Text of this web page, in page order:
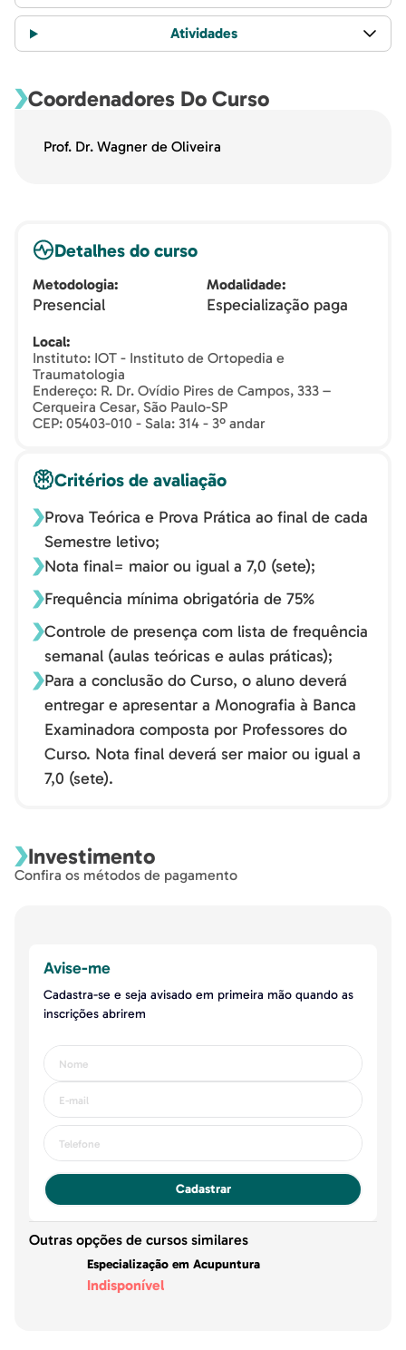
Atividades
Coordenadores Do Curso
Prof. Dr. Wagner de Oliveira
Detalhes do curso
Metodologia
Presencial
Modalidade
Especialização paga
Local
Instituto: IOT - Instituto de Ortopedia e
Traumatologia
Endereço: R. Dr. Ovídio Pires de Campos, 333 –
Cerqueira Cesar, São Paulo-SP
CEP: 05403-010 - Sala: 314 - 3º andar
Critérios de avaliação
Prova Teórica e Prova Prática ao final de cada
Semestre letivo;
Nota final= maior ou igual a 7,0 (sete);
Frequência mínima obrigatória de 75%
Controle de presença com lista de frequência
semanal (aulas teóricas e aulas práticas);
Para a conclusão do Curso, o aluno deverá
entregar e apresentar a Monografia à Banca
Examinadora composta por Professores do
Curso. Nota final deverá ser maior ou igual a
7,0 (sete).
Investimento
Confira os métodos de pagamento
Avise-me
Cadastra-se e seja avisado em primeira mão quando as
inscrições abrirem
Cadastrar
Outras opções de cursos similares
Especialização em Acupuntura
Indisponível